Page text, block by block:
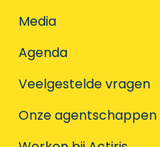
Media
Agenda
Veelgestelde vragen
Onze agentschappen